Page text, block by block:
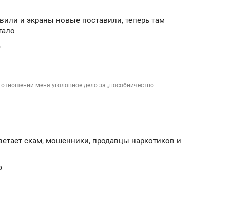
и экраны новые поставили, теперь там
меня уголовное дело за „пособничество
скам, мошенники, продавцы наркотиков и